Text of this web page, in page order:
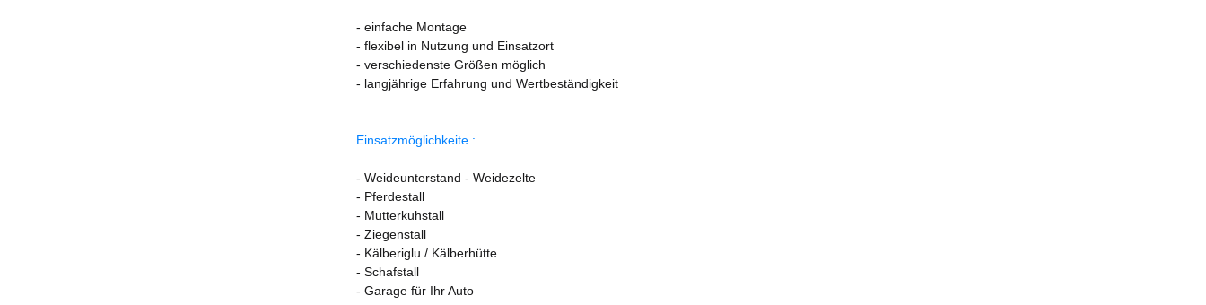
- einfache Montage
- flexibel in Nutzung und Einsatzort
- verschiedenste Größen möglich
- langjährige Erfahrung und Wertbeständigkeit
Einsatzmöglichkeite :
- Weideunterstand - Weidezelte
- Pferdestall
- Mutterkuhstall
- Ziegenstall
- Kälberiglu / Kälberhütte
- Schafstall
- Garage für Ihr Auto